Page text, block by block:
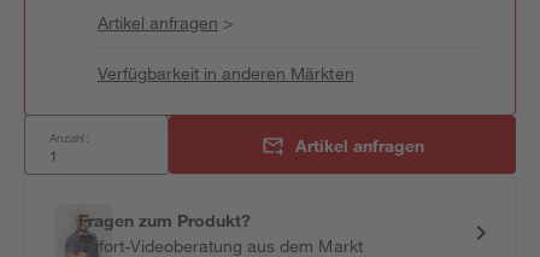
Artikel anfragen >
Verfügbarkeit in anderen Märkten
Anzahl: Artikel anfragen
Fragen zum Produkt?
Sofort-Videoberatung aus dem Markt